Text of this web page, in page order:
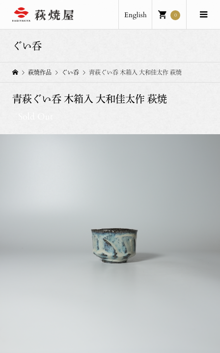
English 0
ぐい呑
萩焼作品 ぐい呑 青萩ぐい呑 木箱入 大和佳太作 萩焼
青萩ぐい呑 木箱入 大和佳太作 萩焼